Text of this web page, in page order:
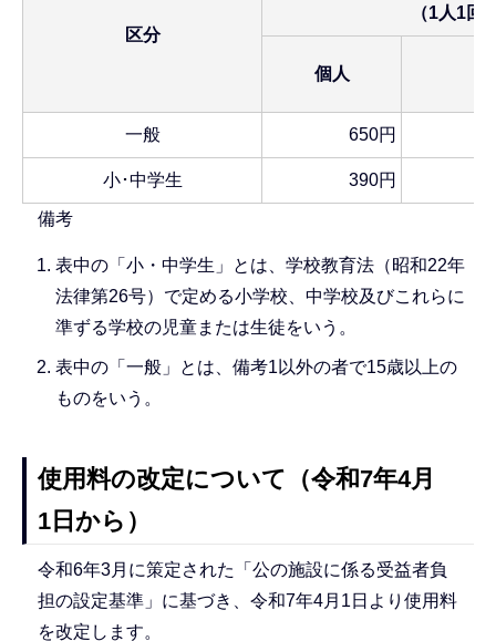
区分
（1人1回
個人
一般 650円
小･中学生 390円
備考
表中の「小・中学生」とは、学校教育法（昭和22年
法律第26号）で定める小学校、中学校及びこれらに
準ずる学校の児童または生徒をいう。
表中の「一般」とは、備考1以外の者で15歳以上の
ものをいう。
使用料の改定について（令和7年4月
1日から）
令和6年3月に策定された「公の施設に係る受益者負
担の設定基準」に基づき、令和7年4月1日より使用料
を改定します。